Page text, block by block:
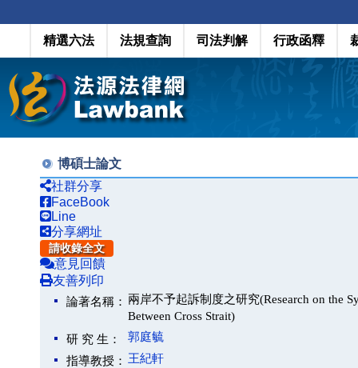
精選六法 法規查詢 司法判解 行政函釋
博碩士論文
社群分享
FaceBook
Line
分享網址
請收錄全文
意見回饋
友善列印
論著名稱： 兩岸不予起訴制度之研究(Research on the
Between Cross Strait)
研 究 生：
郭庭毓
指導教授： 王紀軒